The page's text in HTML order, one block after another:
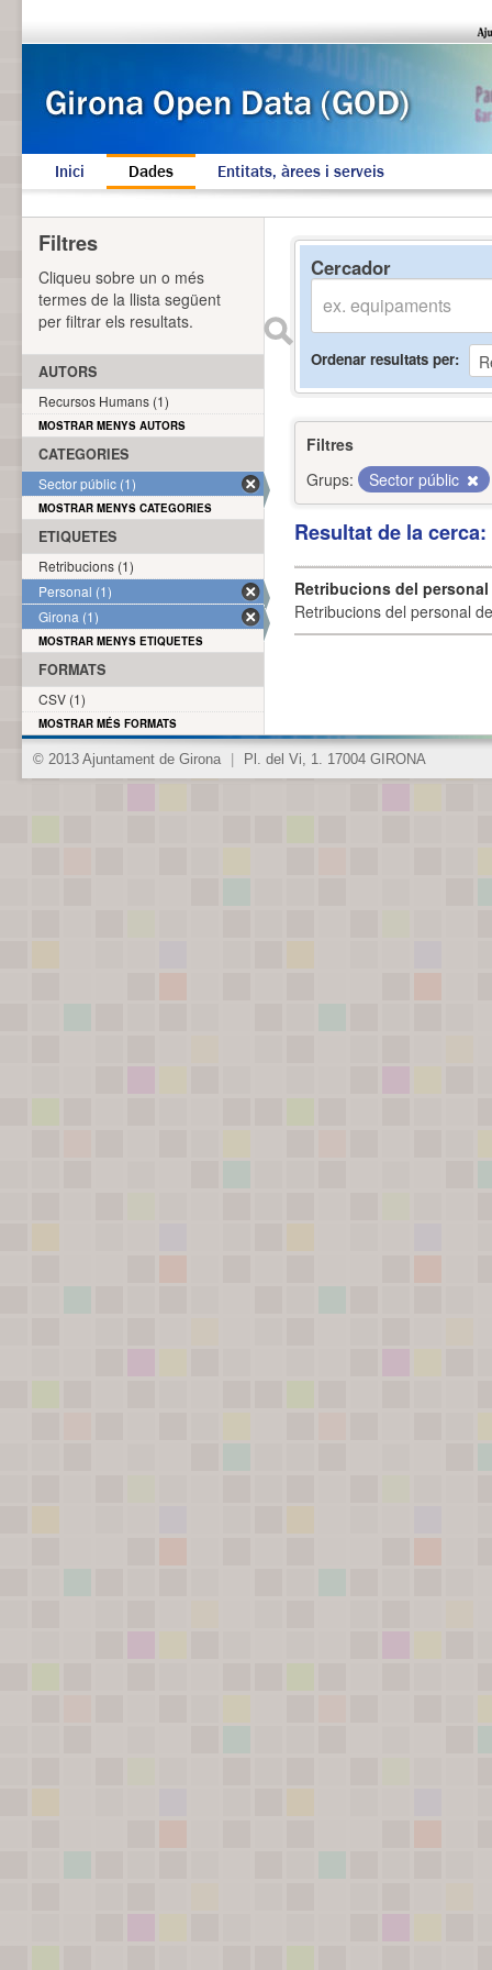
Inici Dades Entitats, àrees i serveis
Cercador
Ordenar resultats per
Filtres
Grups:
Sector públic
Resultat de la
Retribucions del
Retribucions del personal
Filtres
Cliqueu sobre un o més
termes de la llista següent
per filtrar els resultats.
AUTORS
Recursos Humans (1)
MOSTRAR MENYS AUTORS
CATEGORIES
Sector públic (1)
MOSTRAR MENYS CATEGORIES
ETIQUETES
Retribucions (1)
Personal (1)
Girona (1)
MOSTRAR MENYS ETIQUETES
FORMATS
CSV (1)
MOSTRAR MÉS FORMATS
© 2013 Ajuntament de Girona Pl. del Vi, 1. 17004 GIRONA